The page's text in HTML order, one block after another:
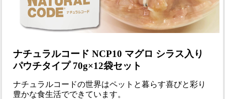
ナチュラルコード NCP10 マグロ シラス入り
パウチタイプ 70g×12袋セット
ナチュラルコードの世界はペットと暮らす喜びと彩り
豊かな食生活でできています。